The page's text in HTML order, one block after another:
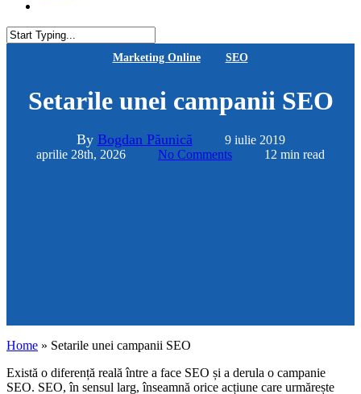
Marketing Online SEO
Setarile unei campanii SEO
By Bogdan Păunică
9 iulie 2019
aprilie 28th, 2026
No Comments 12 min read
Home » Setarile unei campanii SEO
Există o diferență reală între a face SEO și a derula o campanie
SEO. SEO, în sensul larg, înseamnă orice acțiune care urmărește